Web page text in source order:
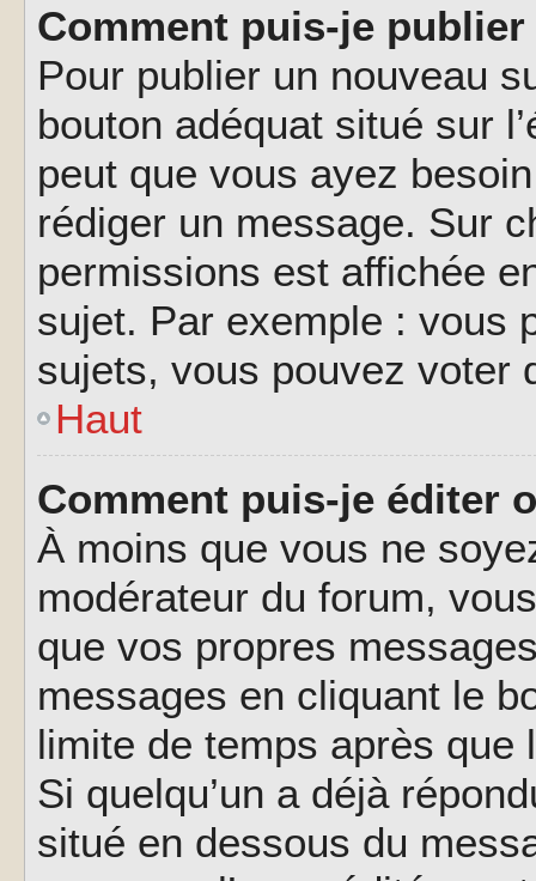
Comment puis-je
Pour publier un nouveau
bouton adéquat situé sur
peut que vous ayez
rédiger un message. Sur
permissions est affichée
sujet. Par exemple : vous
sujets, vous pouvez voter
Haut
Comment puis-je éditer
À moins que vous ne
modérateur du forum,
que vos propres
messages en cliquant le
limite de temps après
Si quelqu’un a déjà
situé en dessous du